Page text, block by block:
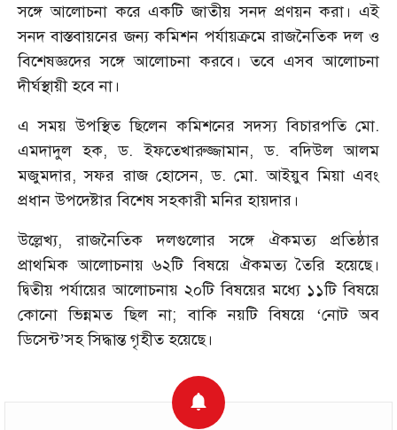
সঙ্গে আলোচনা করে একটি জাতীয় সনদ প্রণয়ন করা। এই
সনদ বাস্তবায়নের জন্য কমিশন পর্যায়ক্রমে রাজনৈতিক দল ও
বিশেষজ্ঞদের সঙ্গে আলোচনা করবে। তবে এসব আলোচনা
দীর্ঘস্থায়ী হবে না।
এ সময় উপস্থিত ছিলেন কমিশনের সদস্য বিচারপতি মো.
এমদাদুল হক, ড. ইফতেখারুজ্জামান, ড. বদিউল আলম
মজুমদার, সফর রাজ হোসেন, ড. মো. আইয়ুব মিয়া এবং
প্রধান উপদেষ্টার বিশেষ সহকারী মনির হায়দার।
উল্লেখ্য, রাজনৈতিক দলগুলোর সঙ্গে ঐকমত্য প্রতিষ্ঠার
প্রাথমিক আলোচনায় ৬২টি বিষয়ে ঐকমত্য তৈরি হয়েছে।
দ্বিতীয় পর্যায়ের আলোচনায় ২০টি বিষয়ের মধ্যে ১১টি বিষয়ে
কোনো ভিন্নমত ছিল না; বাকি নয়টি বিষয়ে ‘নোট অব
ডিসেন্ট’সহ সিদ্ধান্ত গৃহীত হয়েছে।